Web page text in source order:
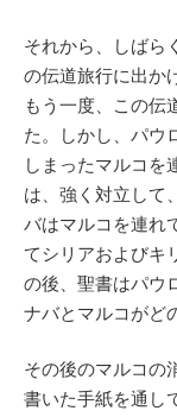
それから、しばら
の伝道旅行に出か
もう一度、この伝
た。しかし、パウ
しまったマルコを
は、強く対立して
バはマルコを連れ
てシリアおよびキ
の後、聖書はパウ
ナバとマルコがど
その後のマルコの
書いた手紙を通し